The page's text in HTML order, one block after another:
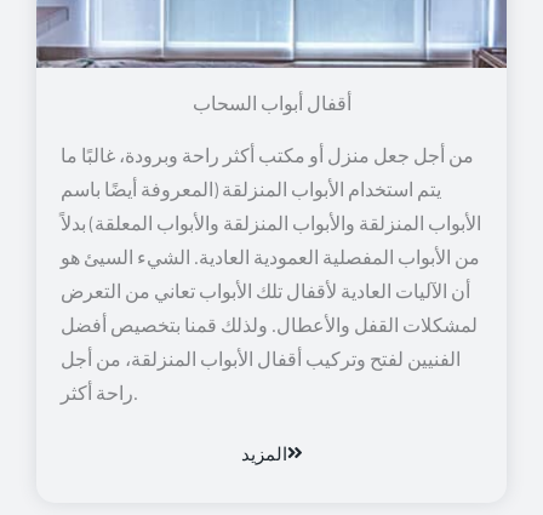
أقفال أبواب السحاب
من أجل جعل منزل أو مكتب أكثر راحة وبرودة، غالبًا ما
يتم استخدام الأبواب المنزلقة (المعروفة أيضًا باسم
الأبواب المنزلقة والأبواب المنزلقة والأبواب المعلقة) بدلاً
من الأبواب المفصلية العمودية العادية. الشيء السيئ هو
أن الآليات العادية لأقفال تلك الأبواب تعاني من التعرض
لمشكلات القفل والأعطال. ولذلك قمنا بتخصيص أفضل
الفنيين لفتح وتركيب أقفال الأبواب المنزلقة، من أجل
راحة أكثر.
المزيد